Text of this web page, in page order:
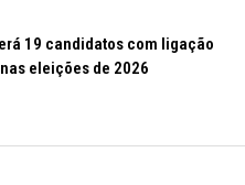
19 candidatos com ligação
eleições de 2026